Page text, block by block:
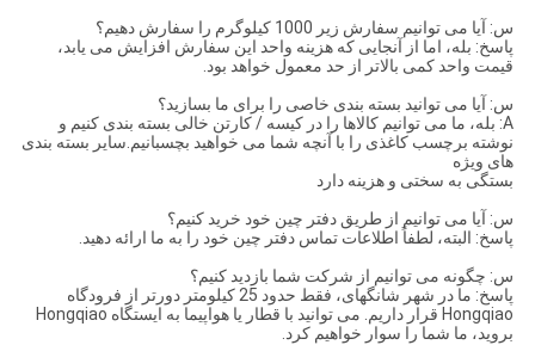
س: آیا می توانیم سفارش زیر 1000 کیلوگرم را سفارش دهیم؟
پاسخ: بله، اما از آنجایی که هزینه واحد این سفارش افزایش می یابد،
قیمت واحد کمی بالاتر از حد معمول خواهد بود.
س: آیا می توانید بسته بندی خاصی را برای ما بسازید؟
A: بله، ما می توانیم کالاها را در کیسه / کارتن خالی بسته بندی کنیم و
نوشته برچسب کاغذی را با آنچه شما می خواهید بچسبانیم.سایر بسته بندی
های ویژه
بستگی به سختی و هزینه دارد
س: آیا می توانیم از طریق دفتر چین خود خرید کنیم؟
پاسخ: البته، لطفاً اطلاعات تماس دفتر چین خود را به ما ارائه دهید.
س: چگونه می توانیم از شرکت شما بازدید کنیم؟
پاسخ: ما در شهر شانگهای، فقط حدود 25 کیلومتر دورتر از فرودگاه
Hongqiao قرار داریم. می توانید با قطار یا هواپیما به ایستگاه Hongqiao
بروید، ما شما را سوار خواهیم کرد.